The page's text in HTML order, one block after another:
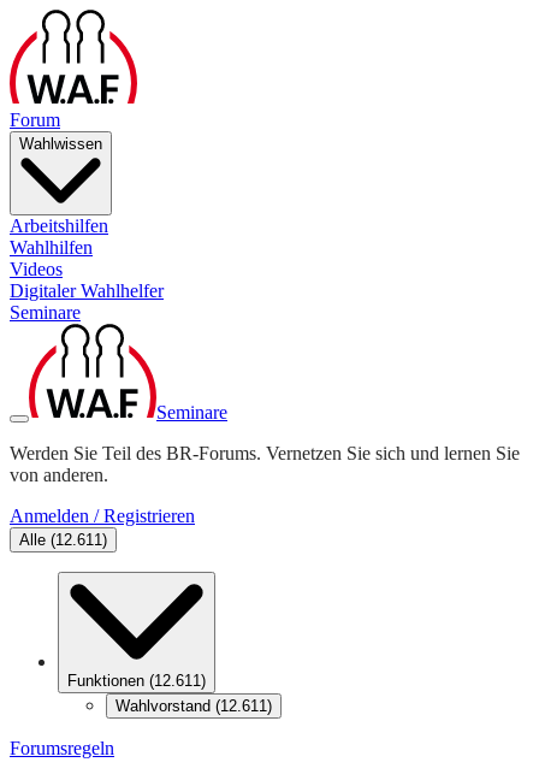
Forum
Wahlwissen
Arbeitshilfen
Wahlhilfen
Videos
Digitaler Wahlhelfer
Seminare
Seminare
Werden Sie Teil des BR-Forums. Vernetzen Sie sich und lernen Sie
von anderen.
Anmelden / Registrieren
Alle (12.611)
Funktionen (12.611)
Wahlvorstand (12.611)
Forumsregeln